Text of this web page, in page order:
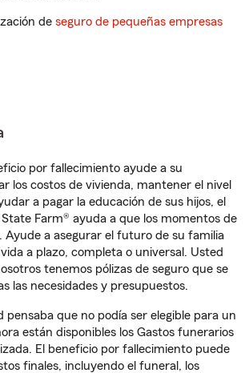
de seguro de pequeñas empresas
por fallecimiento ayude a su
los costos de vivienda, mantener el nivel
a pagar la educación de sus hijos, el
Farm® ayuda a que los momentos de
Ayude a asegurar el futuro de su familia
a plazo, completa o universal. Usted
tenemos pólizas de seguro que se
las necesidades y presupuestos.
pensaba que no podía ser elegible para un
están disponibles los Gastos funerarios
El beneficio por fallecimiento puede
finales, incluyendo el funeral, los